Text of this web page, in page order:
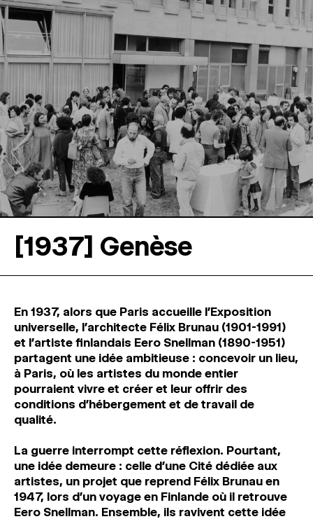
[1937] Genèse
En 1937, alors que Paris accueille l’Exposition
universelle, l’architecte Félix Brunau (1901-1991)
et l’artiste finlandais Eero Snellman (1890-1951)
partagent une idée ambitieuse : concevoir un lieu,
à Paris, où les artistes du monde entier
pourraient vivre et créer et leur offrir des
conditions d’hébergement et de travail de
qualité.
La guerre interrompt cette réflexion. Pourtant,
une idée demeure : celle d’une Cité dédiée aux
artistes, un projet que reprend Félix Brunau en
1947, lors d’un voyage en Finlande où il retrouve
Eero Snellman. Ensemble, ils ravivent cette idée